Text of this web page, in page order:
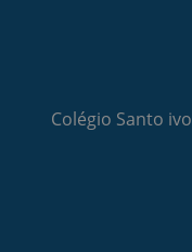
Colégio Santo ivo